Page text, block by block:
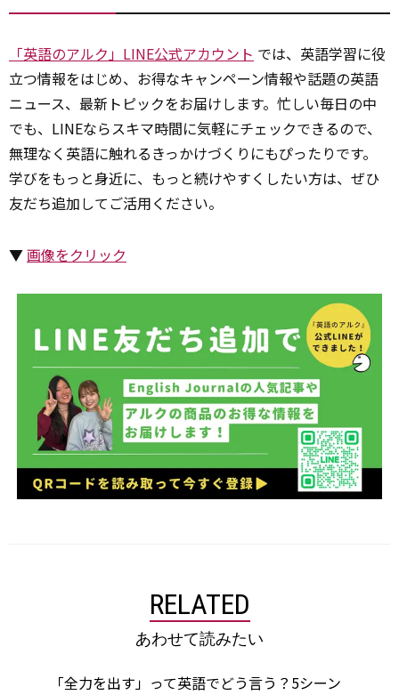
「英語のアルク」LINE公式アカウント では、英語学習に役
立つ情報をはじめ、お得なキャンペーン情報や話題の英語
ニュース、最新トピックをお届けします。忙しい毎日の中
でも、LINEならスキマ時間に気軽にチェックできるので、
無理なく英語に触れるきっかけづくりにもぴったりです。
学びをもっと身近に、もっと続けやすくしたい方は、ぜひ
友だち追加してご活用ください。
▼画像をクリック
RELATED
あわせて読みたい
「全力を出す」って英語でどう言う？5シーン